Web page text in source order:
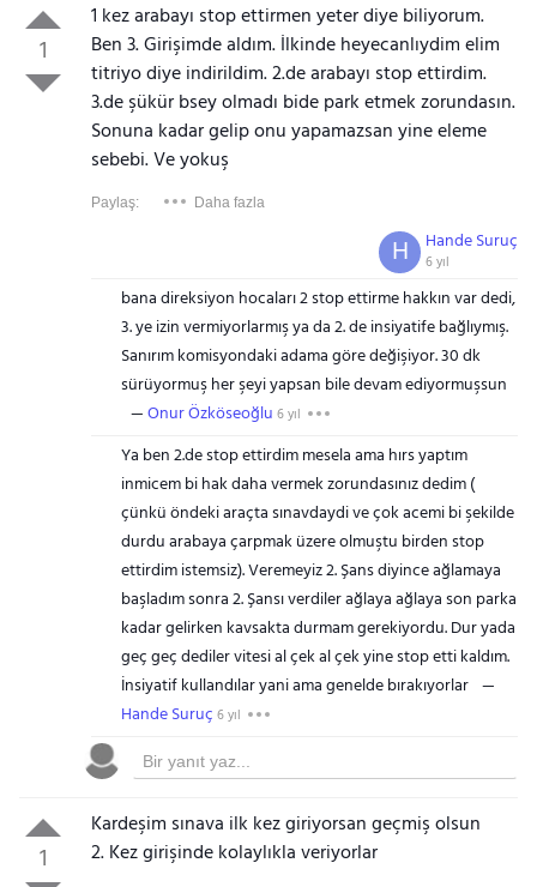
1
1 kez arabayı stop ettirmen yeter diye biliyorum.
Ben 3. Girişimde aldım. İlkinde heyecanlıydim elim
titriyo diye indirildim. 2.de arabayı stop ettirdim.
3.de şükür bsey olmadı bide park etmek zorundasın.
Sonuna kadar gelip onu yapamazsan yine eleme
sebebi. Ve yokuş
Paylaş: Daha fazla
Hande Suruç
6 yıl
H
bana direksiyon hocaları 2 stop ettirme hakkın var dedi,
3. ye izin vermiyorlarmış ya da 2. de insiyatife bağlıymış.
Sanırım komisyondaki adama göre değişiyor. 30 dk
sürüyormuş her şeyi yapsan bile devam ediyormuşsun
Onur Özköseoğlu 6 yıl
Ya ben 2.de stop ettirdim mesela ama hırs yaptım
inmicem bi hak daha vermek zorundasınız dedim (
çünkü öndeki araçta sınavdaydi ve çok acemi bi şekilde
durdu arabaya çarpmak üzere olmuştu birden stop
ettirdim istemsiz). Veremeyiz 2. Şans diyince ağlamaya
başladım sonra 2. Şansı verdiler ağlaya ağlaya son parka
kadar gelirken kavsakta durmam gerekiyordu. Dur yada
geç geç dediler vitesi al çek al çek yine stop etti kaldım.
İnsiyatif kullandılar yani ama genelde bırakıyorlar
Hande Suruç 6 yıl
1
Kardeşim sınava ilk kez giriyorsan geçmiş olsun
2. Kez girişinde kolaylıkla veriyorlar